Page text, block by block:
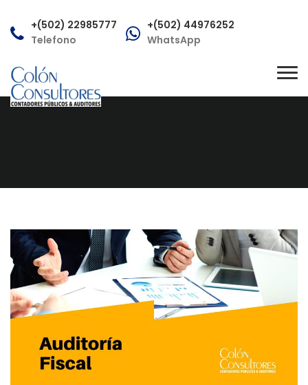
+(502) 22985777
Telefono
+(502) 44976252
WhatsApp
Correo